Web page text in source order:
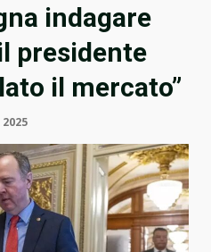
indagare
presidente
il mercato”